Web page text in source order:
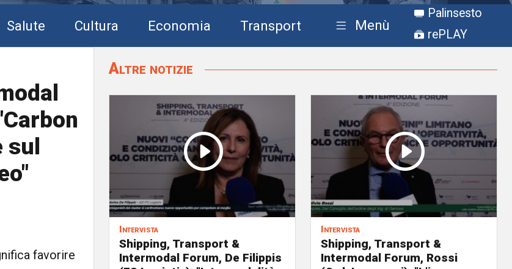
Salute Cultura Economia Transport Menù
Palinsesto
rePLAY
favorire
Altre notizie
Intervista
Shipping, Transport &
Intermodal Forum, De Filippis
Intervista
Shipping, Transport &
Intermodal Forum, Rossi